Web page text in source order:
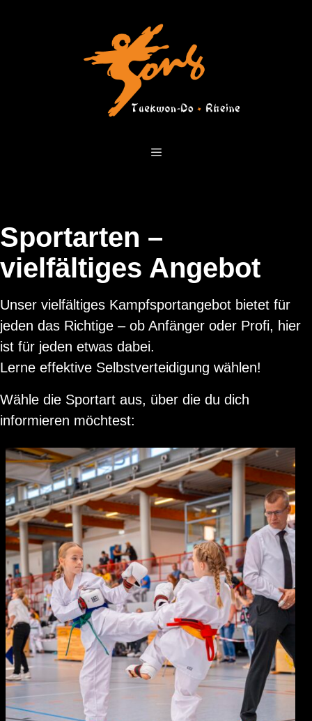
Sportarten –
vielfältiges Angebot
Unser vielfältiges Kampfsportangebot bietet für
jeden das Richtige – ob Anfänger oder Profi, hier
ist für jeden etwas dabei.
Lerne effektive Selbstverteidigung wählen!
Wähle die Sportart aus, über die du dich
informieren möchtest: